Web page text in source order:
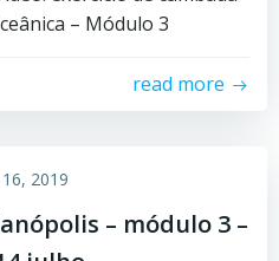
– Módulo 3
read more
2019
– módulo 3 –